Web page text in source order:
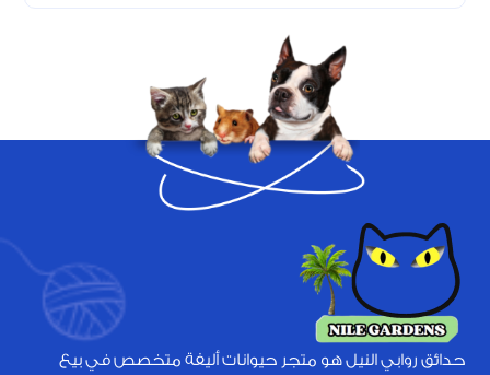
حدائق روابي النيل هو متجر حيوانات أليفة متخصص في بيع